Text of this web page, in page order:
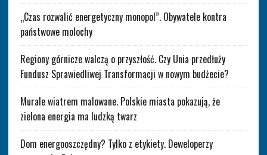
„Czas rozwalić energetyczny monopol”. Obywatele kontra
państwowe molochy
Regiony górnicze walczą o przyszłość. Czy Unia przedłuży
Fundusz Sprawiedliwej Transformacji w nowym budżecie?
Murale wiatrem malowane. Polskie miasta pokazują, że
zielona energia ma ludzką twarz
Dom energooszczędny? Tylko z etykiety. Deweloperzy